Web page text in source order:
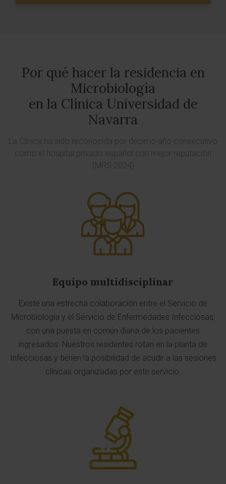
Por qué hacer la residencia en
Microbiología
en la Clínica Universidad de
Navarra
La Clínica ha sido reconocida por décimo año consecutivo
como el hospital privado español con mejor reputación
(MRS 2024)
Equipo multidisciplinar
Existe una estrecha colaboración entre el Servicio de
Microbiología y el Servicio de Enfermedades Infecciosas,
con una puesta en común diaria de los pacientes
ingresados. Nuestros residentes rotan en la planta de
Infecciosas y tienen la posibilidad de acudir a las sesiones
clínicas organizadas por este servicio.